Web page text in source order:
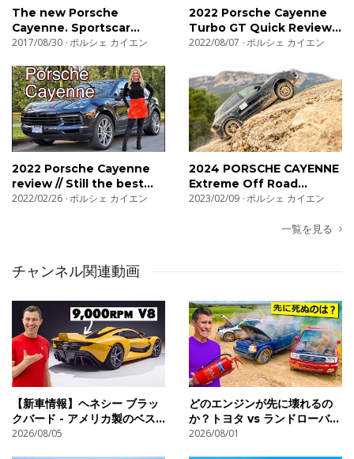
https://teespring.com/stores/carwow-index
TikTok - https://vm.tiktok.com/Vr2AS9/​
Instagram – https://www.instagram.com/carwow/
Facebook – https://www.facebook.com/carwowuk/
X – https://twitter.com/carwowu
The new Porsche
Cayenne. Sportscar
Together.
2017/08/30 ポルシェ カイエン
2022 Porsche Cayenne
Turbo GT Quick Review //
Urus...Who?
2022/08/07 ポルシェ カイエン
2022 Porsche Cayenne
review // Still the best
luxury SUV?
2022/02/26 ポルシェ カイエン
2024 PORSCHE CAYENNE
Extreme Off Road
Testing
2023/02/09 ポルシェ カイエン
一覧を見る
チャンネル関連動画
【新車情報】ヘネシー ブラッ
クバード - アメリカ製のベス
トハイパーカーなるか？
2026/08/05
どのエンジンが先に壊れるの
か？トヨタ vs ランドローバー
vs メルセデス
2026/08/01